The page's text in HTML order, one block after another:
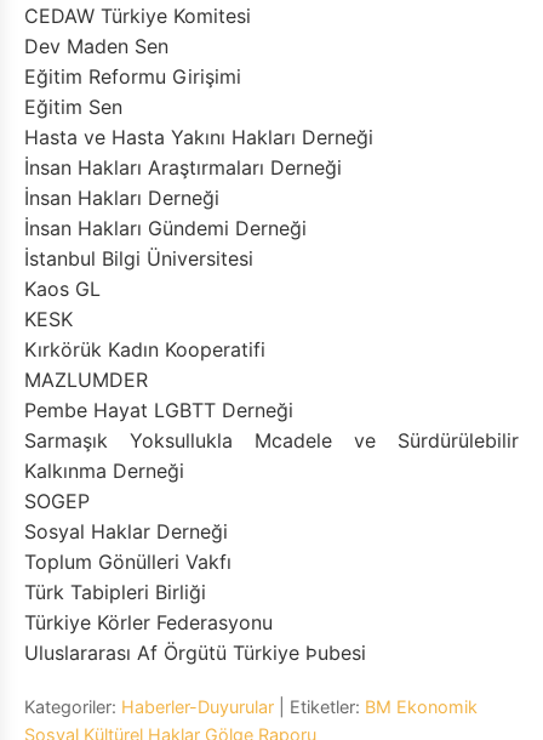
CEDAW Türkiye Komitesi
Dev Maden Sen
Eğitim Reformu Girişimi
Eğitim Sen
Hasta ve Hasta Yakını Hakları Derneği
İnsan Hakları Araştırmaları Derneği
İnsan Hakları Derneği
İnsan Hakları Gündemi Derneği
İstanbul Bilgi Üniversitesi
Kaos GL
KESK
Kırkörük Kadın Kooperatifi
MAZLUMDER
Pembe Hayat LGBTT Derneği
Sarmaşık Yoksullukla Mcadele ve Sürdürülebilir
Kalkınma Derneği
SOGEP
Sosyal Haklar Derneği
Toplum Gönülleri Vakfı
Türk Tabipleri Birliği
Türkiye Körler Federasyonu
Uluslararası Af Örgütü Türkiye Þubesi
Kategoriler: Haberler-Duyurular | Etiketler: BM Ekonomik
Sosyal Kültürel Haklar Gölge Raporu